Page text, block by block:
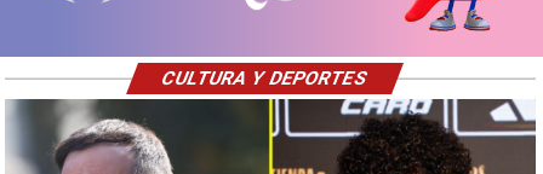
CULTURA Y DEPORTES